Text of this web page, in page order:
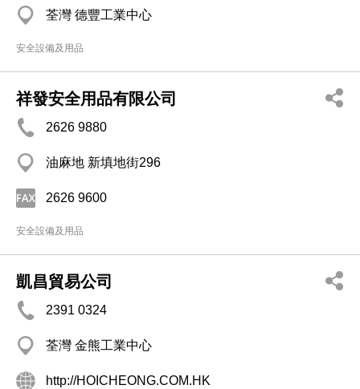
荃灣 德豐工業中心
安全設備及用品
祥發安全用品有限公司
2626 9880
油麻地 新填地街296
2626 9600
安全設備及用品
凱昌貿易公司
2391 0324
荃灣 金熊工業中心
http://HOICHEONG.COM.HK